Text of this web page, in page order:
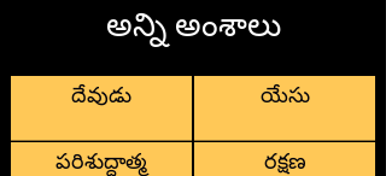
అన్ని అంశాలు
దేవుడు
పరిశుద్ధాత్మ
యేసు
రక్షణ